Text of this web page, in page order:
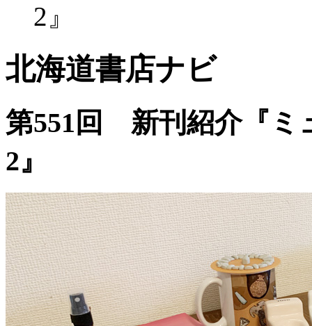
2』
北海道書店ナビ
第551回 新刊紹介『ミ
2』